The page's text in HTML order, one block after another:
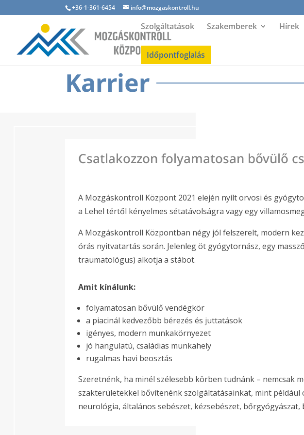
+36-1-361-6454 info@mozgaskontroll.hu
Szolgáltatások Szakemberek Hírek
Időpontfoglalás
Karrier
Csatlakozzon folyamatosan bővülő
A Mozgáskontroll Központ 2021 elején nyílt orvosi és
a Lehel tértől kényelmes sétatávolságra vagy egy
A Mozgáskontroll Központban négy jól felszerelt, modern
órás nyitvatartás során. Jelenleg öt gyógytornász, egy
traumatológus) alkotja a stábot.
Amit kínálunk:
folyamatosan bővülő vendégkör
a piacinál kedvezőbb bérezés és juttatások
igényes, modern munkakörnyezet
jó hangulatú, családias munkahely
rugalmas havi beosztás
Szeretnénk, ha minél szélesebb körben tudnánk – nemcsak
szakterületekkel bővítenénk szolgáltatásainkat, mint
neurológia, általános sebészet, kézsebészet,